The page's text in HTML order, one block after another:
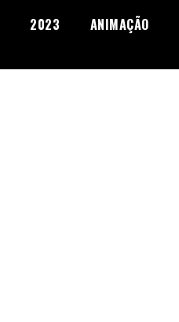
2023 ANIMAÇÃO